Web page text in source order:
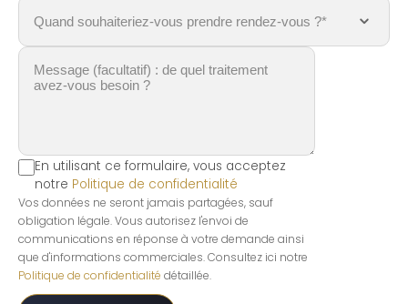
En utilisant ce formulaire, vous acceptez
notre Politique de confidentialité
Vos données ne seront jamais partagées, sauf
obligation légale. Vous autorisez l'envoi de
communications en réponse à votre demande ainsi
que d'informations commerciales. Consultez ici notre
Politique de confidentialité détaillée.